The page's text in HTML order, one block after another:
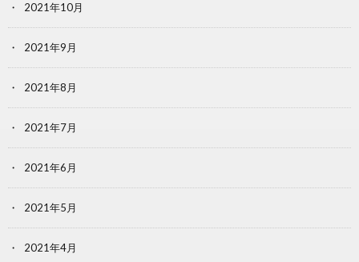
2021年10月
2021年9月
2021年8月
2021年7月
2021年6月
2021年5月
2021年4月